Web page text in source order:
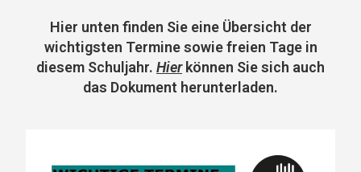
Hier unten finden Sie eine Übersicht der
wichtigsten Termine sowie freien Tage in
diesem Schuljahr. Hierkönnen Sie sich auch
das Dokument herunterladen.